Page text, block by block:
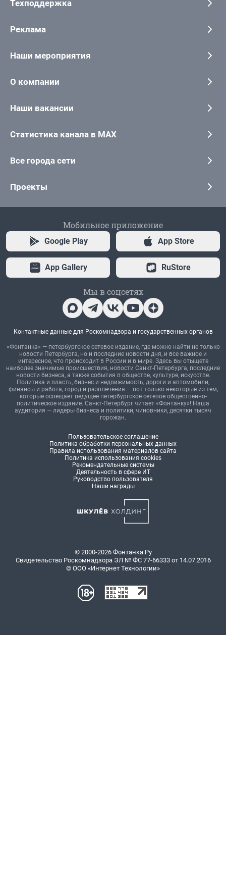
Техподдержка
Реклама
Наши мероприятия
О компании
Наши вакансии
Статистика канала в MAX
Все города сети
Проекты
Мобильное приложение
Google Play App Store
App Gallery RuStore
Мы в соцсетях
Контактные данные для Роскомнадзора и государственных органов
«Фонтанка» — петербургское сетевое издание, где можно найти не только
новости Петербурга, но и последние новости дня, и все важное и
интересное, что происходит в России и в мире. Здесь вы отыщете
наиболее значимые происшествия, новости Санкт-Петербурга, последние
новости бизнеса, а также события в обществе, культуре, искусстве.
Политика и власть, бизнес и недвижимость, дороги и автомобили,
финансы и работа, город и развлечения — вот только некоторые из тем,
которые освещает ведущее петербургское сетевое общественно-
политическое издание. Санкт-Петербург читает «Фонтанку»! Наша
аудитория — лидеры бизнеса и политики, чиновники, десятки тысяч
горожан.
Пользовательское соглашение
Политика обработки персональных данных
Правила использования материалов сайта
Политика использования cookies
Рекомендательные системы
Деятельность в сфере ИТ
Руководство пользователя
Наши награды
© 2000-2026 Фонтанка.Ру
Свидетельство Роскомнадзора ЭЛ № ФС 77-66333 от 14.07.2016
© ООО «Интернет Технологии»